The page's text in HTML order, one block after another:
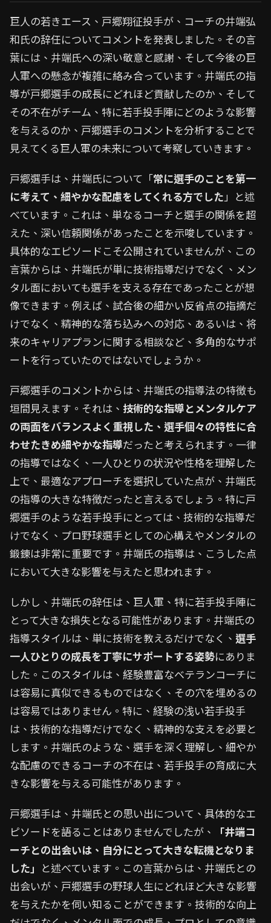
巨人の若きエース、戸郷翔征投手が、コーチの井端弘
和氏の辞任についてコメントを発表しました。その言
葉には、井端氏への深い敬意と感謝、そして今後の巨
人軍への懸念が複雑に絡み合っています。井端氏の指
導が戸郷選手の成長にどれほど貢献したのか、そして
その不在がチーム、特に若手投手陣にどのような影響
を与えるのか、戸郷選手のコメントを分析することで
見えてくる巨人軍の未来について考察していきます。
戸郷選手は、井端氏について「常に選手のことを第一
に考えて、細やかな配慮をしてくれる方でした 」と述
べています。これは、単なるコーチと選手の関係を超
えた、深い信頼関係があったことを示唆しています。
具体的なエピソードこそ公開されていませんが、この
言葉からは、井端氏が単に技術指導だけでなく、メン
タル面においても選手を支える存在であったことが想
像できます。例えば、試合後の細かい反省点の指摘だ
けでなく、精神的な落ち込みへの対応、あるいは、将
来のキャリアプランに関する相談など、多角的なサポ
ートを行っていたのではないでしょうか。
戸郷選手のコメントからは、井端氏の指導法の特徴も
垣間見えます。それは、 技術的な指導とメンタルケア
の両面をバランスよく重視した、選手個々の特性に合
わせたきめ細やかな指導だったと考えられます。一律
の指導ではなく、一人ひとりの状況や性格を理解した
上で、最適なアプローチを選択していた点が、井端氏
の指導の大きな特徴だったと言えるでしょう。特に戸
郷選手のような若手投手にとっては、技術的な指導だ
けでなく、プロ野球選手としての心構えやメンタルの
鍛錬は非常に重要です。井端氏の指導は、こうした点
において大きな影響を与えたと思われます。
しかし、井端氏の辞任は、巨人軍、特に若手投手陣に
とって大きな損失となる可能性があります。井端氏の
指導スタイルは、単に技術を教えるだけでなく、 選手
一人ひとりの成長を丁寧にサポートする姿勢にありま
した。このスタイルは、経験豊富なベテランコーチに
は容易に真似できるものではなく、その穴を埋めるの
は容易ではありません。特に、経験の浅い若手投手
は、技術的な指導だけでなく、精神的な支えを必要と
します。井端氏のような、選手を深く理解し、細やか
な配慮のできるコーチの不在は、若手投手の育成に大
きな影響を与える可能性があります。
戸郷選手は、井端氏との思い出について、具体的なエ
ピソードを語ることはありませんでしたが、
「井端コ
ーチとの出会いは、自分にとって大きな転機となりま
した」 と述べています。この言葉からは、井端氏との
出会いが、戸郷選手の野球人生にどれほど大きな影響
を与えたかを伺い知ることができます。技術的な向上